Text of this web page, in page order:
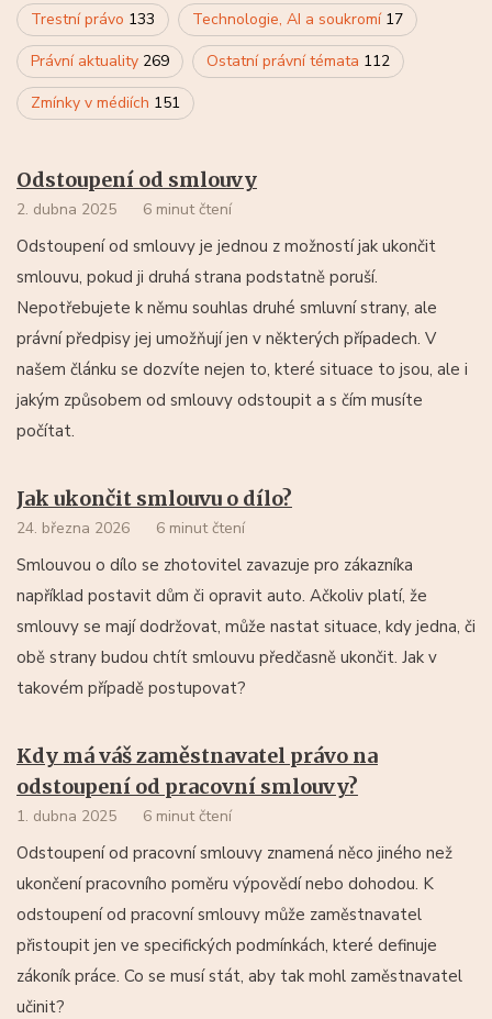
Trestní právo 133 Technologie, AI a soukromí 17
Právní aktuality 269 Ostatní právní témata 112
Zmínky v médiích 151
Odstoupení od smlouvy
2. dubna 2025 6 minut čtení
Odstoupení od smlouvy je jednou z možností jak ukončit
smlouvu, pokud ji druhá strana podstatně poruší.
Nepotřebujete k němu souhlas druhé smluvní strany, ale
právní předpisy jej umožňují jen v některých případech. V
našem článku se dozvíte nejen to, které situace to jsou, ale i
jakým způsobem od smlouvy odstoupit a s čím musíte
počítat.
Jak ukončit smlouvu o dílo?
24. března 2026 6 minut čtení
Smlouvou o dílo se zhotovitel zavazuje pro zákazníka
například postavit dům či opravit auto. Ačkoliv platí, že
smlouvy se mají dodržovat, může nastat situace, kdy jedna, či
obě strany budou chtít smlouvu předčasně ukončit. Jak v
takovém případě postupovat?
Kdy má váš zaměstnavatel právo na
odstoupení od pracovní smlouvy?
1. dubna 2025 6 minut čtení
Odstoupení od pracovní smlouvy znamená něco jiného než
ukončení pracovního poměru výpovědí nebo dohodou. K
odstoupení od pracovní smlouvy může zaměstnavatel
přistoupit jen ve specifických podmínkách, které definuje
zákoník práce. Co se musí stát, aby tak mohl zaměstnavatel
učinit?